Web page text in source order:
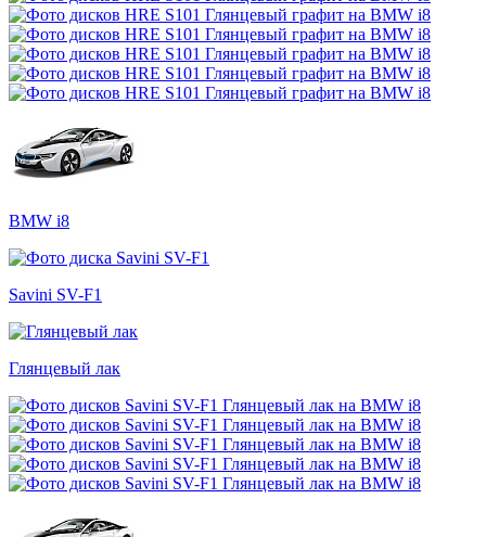
BMW i8
Savini SV-F1
Глянцевый лак